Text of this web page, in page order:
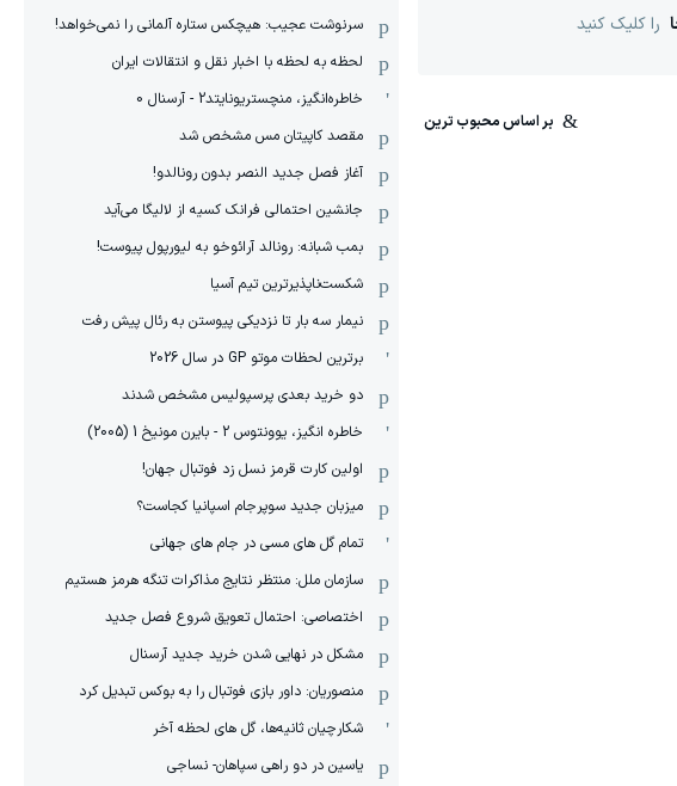
را کلیک کنید
سرنوشت عجیب: هیچکس ستاره آلمانی را نمی‌خواهد!
لحظه به لحظه با اخبار نقل و انتقالات ایران
خاطره‌انگیز، منچستریونایتد2 - آرسنال 0
مقصد کاپیتان مس مشخص شد
آغاز فصل جدید النصر بدون رونالدو!
جانشین احتمالی فرانک کسیه از لالیگا می‌آید
بمب شبانه: رونالد آرائوخو به لیورپول پیوست!
شکست‌ناپذیرترین تیم آسیا
نیمار سه بار تا نزدیکی پیوستن به رئال پیش رفت
برترین لحظات موتو GP در سال 2026
دو خرید بعدی پرسپولیس مشخص شدند
خاطره انگیز، یوونتوس 2 - بایرن مونیخ 1 (2005)
اولین کارت قرمز نسل زد فوتبال جهان!
میزبان جدید سوپرجام اسپانیا کجاست؟
تمام گل های مسی در جام های جهانی
سازمان ملل: منتظر نتایج مذاکرات تنگه هرمز هستیم
اختصاصی: احتمال تعویق شروع فصل جدید
مشکل در نهایی شدن خرید جدید آرسنال
منصوریان: داور بازی فوتبال را به بوکس تبدیل کرد
شکارچیان ثانیه‌ها، گل های لحظه آخر
یاسین در دو راهی سپاهان- نساجی